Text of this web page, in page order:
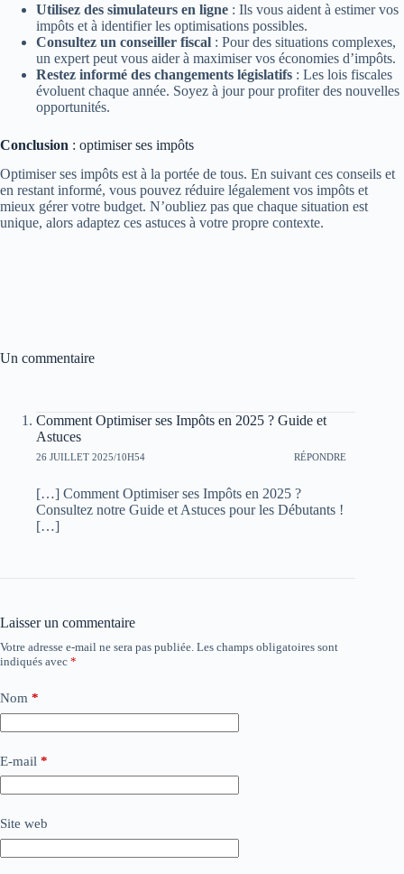
Utilisez des simulateurs en ligne : Ils vous aident à estimer vos
impôts et à identifier les optimisations possibles.
Consultez un conseiller fiscal : Pour des situations complexes,
un expert peut vous aider à maximiser vos économies d’impôts.
Restez informé des changements législatifs : Les lois fiscales
évoluent chaque année. Soyez à jour pour profiter des nouvelles
opportunités.
Conclusion : optimiser ses impôts
Optimiser ses impôts est à la portée de tous. En suivant ces conseils et
en restant informé, vous pouvez réduire légalement vos impôts et
mieux gérer votre budget. N’oubliez pas que chaque situation est
unique, alors adaptez ces astuces à votre propre contexte.
Un commentaire
Comment Optimiser ses Impôts en 2025 ? Guide et
Astuces
26 JUILLET 2025/10H54 RÉPONDRE
[…] Comment Optimiser ses Impôts en 2025 ?
Consultez notre Guide et Astuces pour les Débutants !
[…]
Laisser un commentaire
Votre adresse e-mail ne sera pas publiée. Les champs obligatoires sont
indiqués avec *
Nom *
E-mail *
Site web